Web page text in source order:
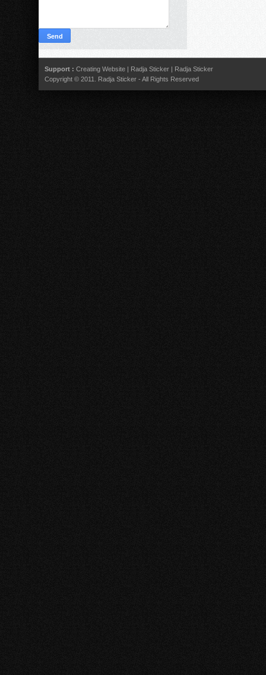
Support : Creating Website | Radja Sticker | Radja Sticker
Copyright © 2011. Radja Sticker - All Rights Reserved